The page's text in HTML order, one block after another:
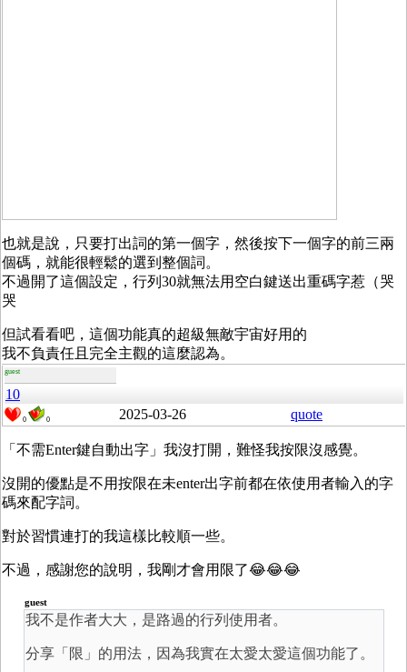
也就是說，只要打出詞的第一個字，然後按下一個字的前三兩
個碼，就能很輕鬆的選到整個詞。
不過開了這個設定，行列30就無法用空白鍵送出重碼字惹（哭
哭
但試看看吧，這個功能真的超級無敵宇宙好用的
我不負責任且完全主觀的這麼認為。
guest
10
0 0 2025-03-26 quote
「不需Enter鍵自動出字」我沒打開，難怪我按限沒感覺。
沒開的優點是不用按限在未enter出字前都在依使用者輸入的字
碼來配字詞。
對於習慣連打的我這樣比較順一些。
不過，感謝您的說明，我剛才會用限了😂😂😂
guest
我不是作者大大，是路過的行列使用者。
分享「限」的用法，因為我實在太愛太愛這個功能了。